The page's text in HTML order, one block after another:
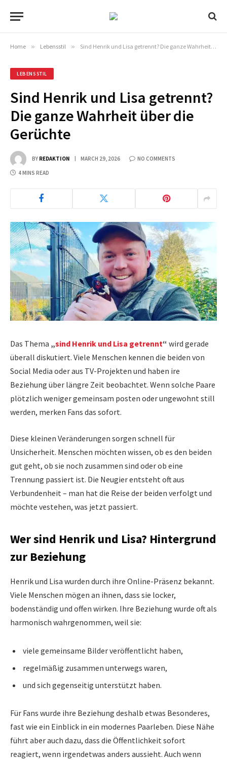
Home » Lebensstil » Sind Henrik und Lisa getrennt? Die ganze Wahrheit über die Gerüchte
LEBENSSTIL
Sind Henrik und Lisa getrennt?
Die ganze Wahrheit über die
Gerüchte
BY REDAKTION MARCH 29, 2026 NO COMMENTS
4 MINS READ
Das Thema „sind Henrik und Lisa getrennt“ wird gerade
überall diskutiert. Viele Menschen kennen die beiden von
Social Media oder aus TV-Projekten und haben ire
Beziehung über längre Zeit beobachtet. Wenn solche Paare
plötzlich weniger gemeinsam posten oder ungewohnt still
werden, merken Fans das sofort.
Diese kleinen Veränderungen sorgen schnell für
Unsicherheit. Menschen möchten wissen, ob es den beiden
gut geht, ob sie noch zusammen sind oder ob eine
Trennung passiert ist. Die Neugier entsteht oft aus
Verbundenheit – man hat die Reise der beiden verfolgt und
möchte vestehen, was jetzt passiert.
Wer sind Henrik und Lisa? Hintergrund
zur Beziehung
Henrik und Lisa wurden durch ihre Online-Präsenz bekannt.
Viele Menschen mögen an ihnen, dass sie locker,
bodenständig und offen wirken. Ihre Beziehung wurde oft als
harmonisch wahrgenommen, weil sie:
viele gemeinsame Bilder veröffentlicht haben,
regelmäßig zusammen unterwegs waren,
und sich gegenseitig unterstützt haben.
Für Fans wurde ihre Beziehung deshalb etwas Besonderes,
fast wie ein Einblick in ein modernes Paarleben. Diese Nähe
führt aber auch dazu, dass die Öffentlichkeit sofort
reagiert, wenn irgendetwas anders aussieht. Auch wenn